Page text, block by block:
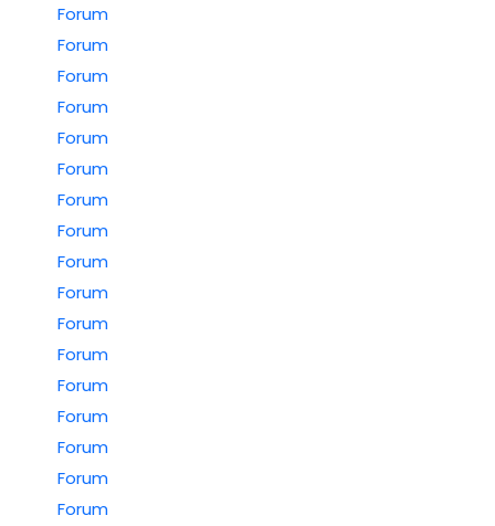
Forum
Forum
Forum
Forum
Forum
Forum
Forum
Forum
Forum
Forum
Forum
Forum
Forum
Forum
Forum
Forum
Forum